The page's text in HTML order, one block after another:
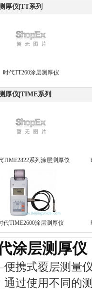
厚仪|TT系列
时代TT260涂层测厚仪
厚仪|TIME系列
TIME2822系列涂层测厚仪
代TIME2600涂层测厚仪
涂层测厚仪
携式覆层测量仪
通过使用不同的